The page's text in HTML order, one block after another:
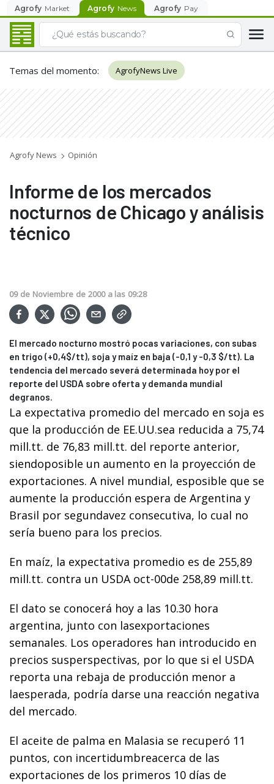
Agrofy Market Agrofy News Agrofy Pay
Temas del momento: AgrofyNews Live
Agrofy News Opinión
Informe de los mercados
nocturnos de Chicago y análisis
técnico
09 de Noviembre de 2000 a las 09:28
El mercado nocturno mostró pocas variaciones, con subas
en trigo (+0,4$/tt), soja y maíz en baja (-0,1 y -0,3 $/tt). La
tendencia del mercado severá determinada hoy por el
reporte del USDA sobre oferta y demanda mundial
degranos.
La expectativa promedio del mercado en soja es
que la producción de EE.UU.sea reducida a 75,74
mill.tt. de 76,83 mill.tt. del reporte anterior,
siendoposible un aumento en la proyección de
exportaciones. A nivel mundial, esposible que se
aumente la producción espera de Argentina y
Brasil por segundavez consecutiva, lo cual no
sería bueno para los precios.
En maíz, la expectativa promedio es de 255,89
mill.tt. contra un USDA oct-00de 258,89 mill.tt.
El dato se conocerá hoy a las 10.30 hora
argentina, junto con lasexportaciones
semanales. Los operadores han introducido en
precios susperspectivas, por lo que si el USDA
reporta una rebaja de producción menor a
laesperada, podría darse una reacción negativa
del mercado.
El aceite de palma en Malasia se recuperó 11
puntos, con incertidumbreacerca de las
exportaciones de los primeros 10 días de